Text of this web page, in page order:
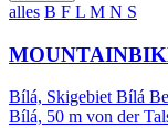
alles B F L M N S
Bílá, Skigebiet Bílá
Bílá, 50 m von der